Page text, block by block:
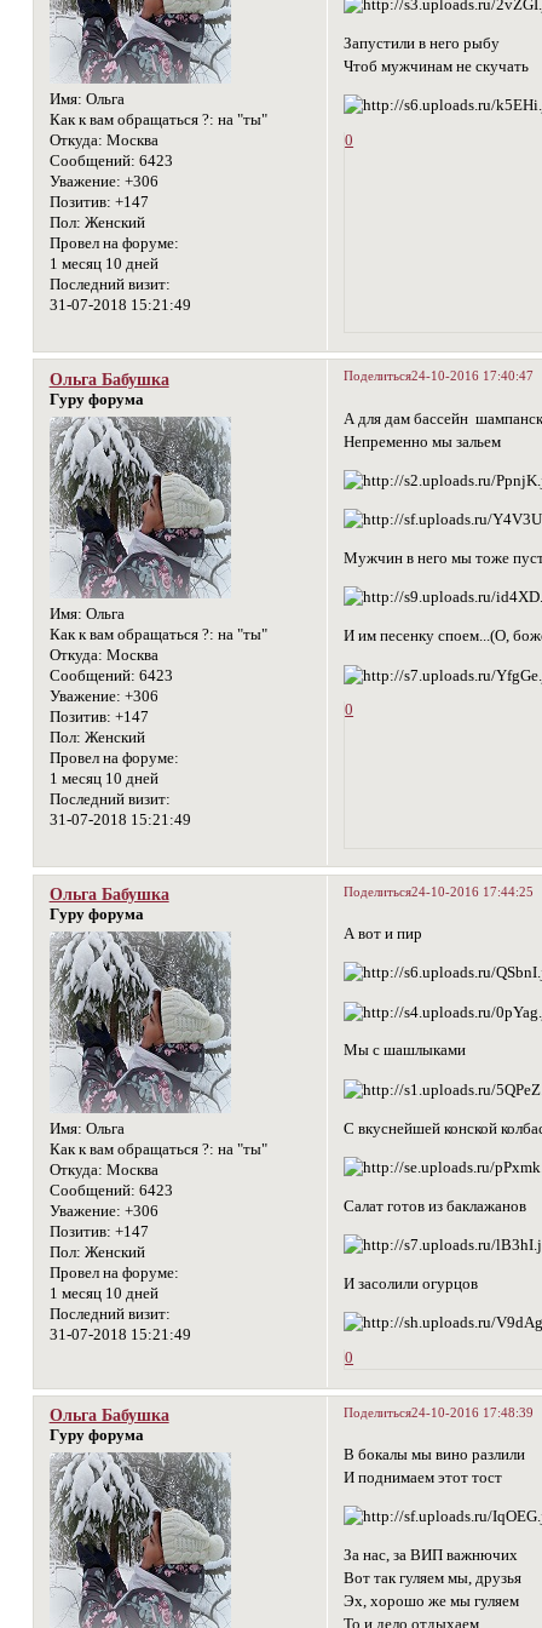
Имя: Ольга
Как к вам обращаться ?: на "ты"
Откуда: Москва
Сообщений: 6423
Уважение: +306
Позитив: +147
Пол: Женский
Провел на форуме:
1 месяц 10 дней
Последний визит:
31-07-2018 15:21:49
Запустили в него рыбу
Чтоб мужчинам не скучать
0
Поделиться24-10-2016 17:40:47
Ольга Бабушка
Гуру форума
Имя: Ольга
Как к вам обращаться ?: на "ты"
Откуда: Москва
Сообщений: 6423
Уважение: +306
Позитив: +147
Пол: Женский
Провел на форуме:
1 месяц 10 дней
Последний визит:
31-07-2018 15:21:49
А для дам бассейн
Непременно мы зальем
Мужчин в него мы тоже
И им песенку споем...(О,
0
Поделиться24-10-2016 17:44:25
Ольга Бабушка
Гуру форума
Имя: Ольга
Как к вам обращаться ?: на "ты"
Откуда: Москва
Сообщений: 6423
Уважение: +306
Позитив: +147
Пол: Женский
Провел на форуме:
1 месяц 10 дней
Последний визит:
31-07-2018 15:21:49
А вот и пир
Мы с шашлыками
С вкуснейшей конской
Салат готов из баклажанов
И засолили огурцов
0
Поделиться24-10-2016 17:48:39
Ольга Бабушка
Гуру форума
В бокалы мы вино разлили
И поднимаем этот тост
За нас, за ВИП важнючих
Вот так гуляем мы, друзья
Эх, хорошо же мы гуляем
То и дело отдыхаем